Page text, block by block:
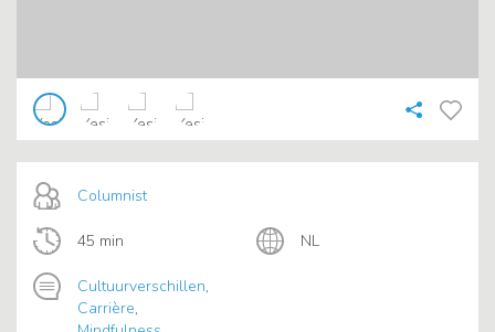
Columnist
45 min NL
Cultuurverschillen,
Carrière,